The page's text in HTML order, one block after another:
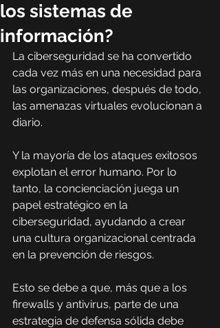
los sistemas de
información?
La ciberseguridad se ha convertido
cada vez más en una necesidad para
las organizaciones, después de todo,
las amenazas virtuales evolucionan a
diario.
Y la mayoría de los ataques exitosos
explotan el error humano. Por lo
tanto, la concienciación juega un
papel estratégico en la
ciberseguridad, ayudando a crear
una cultura organizacional centrada
en la prevención de riesgos.
Esto se debe a que, más que a los
firewalls y antivirus, parte de una
estrategia de defensa sólida debe